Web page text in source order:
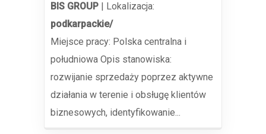
BIS GROUP | Lokalizacja:
podkarpackie/
Miejsce pracy: Polska centralna i
południowa Opis stanowiska:
rozwijanie sprzedaży poprzez aktywne
działania w terenie i obsługę klientów
biznesowych, identyfikowanie...